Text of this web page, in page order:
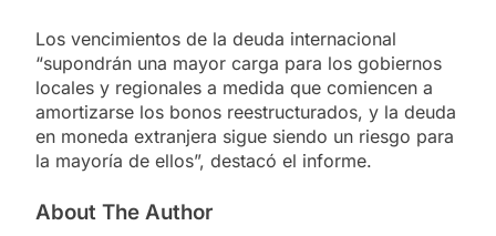
Los vencimientos de la deuda internacional
“supondrán una mayor carga para los gobiernos
locales y regionales a medida que comiencen a
amortizarse los bonos reestructurados, y la deuda
en moneda extranjera sigue siendo un riesgo para
la mayoría de ellos”, destacó el informe.
About The Author